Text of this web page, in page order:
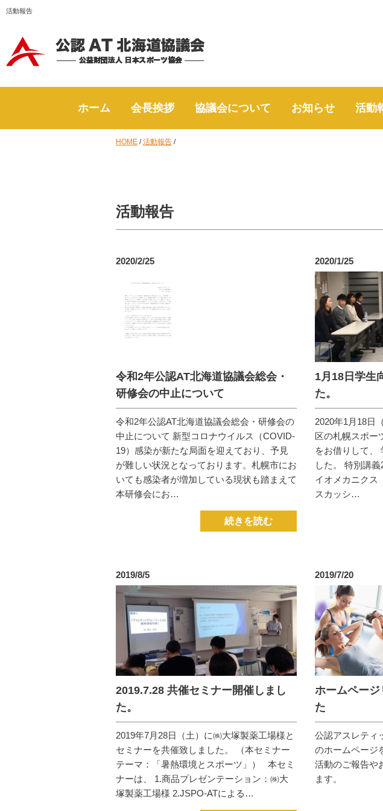
活動報告
ホーム 会長挨拶 協議会について お知らせ 活動
HOME /活動報告 /
活動報告
2020/2/25
令和2年公認AT北海道協議会総会・
研修会の中止について
令和2年公認AT北海道協議会総会・研修会の
中止について 新型コロナウイルス（COVID-
19）感染が新たな局面を迎えており、予見
が難しい状況となっております。札幌市にお
いても感染者が増加している現状も踏まえて
本研修会にお…
続きを読む
2020/1/25
1月18日学生
た。
2020年1月18日
区の札幌スポー
をお借りして、
した。 特別講
イオメカニクス
スカッシ…
2019/8/5
2019.7.28 共催セミナー開催しまし
た。
2019年7月28日（土）に㈱大塚製薬工場様と
セミナーを共催致しました。 （本セミナー
テーマ：「暑熱環境とスポーツ」） 本セミ
ナーは、 1.商品プレゼンテーション：㈱大
塚製薬工場様 2.JSPO-ATによる…
2019/7/20
ホームページ
た
公認アスレティ
のホームページ
活動のご報告や
ます。